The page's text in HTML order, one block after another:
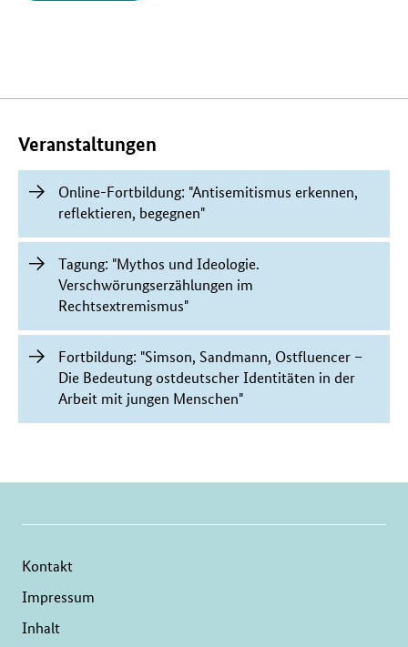
Veranstaltungen
Online-Fortbildung: "Antisemitismus erkennen,
reflektieren, begegnen"
Tagung: "Mythos und Ideologie.
Verschwörungserzählungen im
Rechtsextremismus"
Fortbildung: "Simson, Sandmann, Ostfluencer –
Die Bedeutung ostdeutscher Identitäten in der
Arbeit mit jungen Menschen"
Kontakt
Impressum
Inhalt